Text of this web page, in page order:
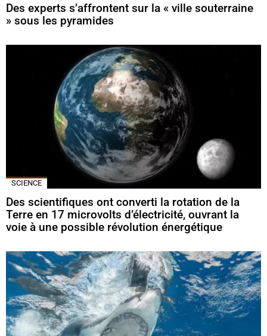
Des experts s’affrontent sur la « ville souterraine
» sous les pyramides
SCIENCE
Des scientifiques ont converti la rotation de la
Terre en 17 microvolts d’électricité, ouvrant la
voie à une possible révolution énergétique